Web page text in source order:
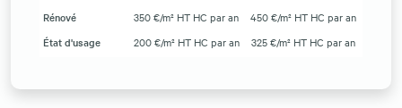
Rénové
350 €/m² HT HC par an
450 €/m² HT HC par an
État d'usage
200 €/m² HT HC par an 325 €/m² HT HC par an